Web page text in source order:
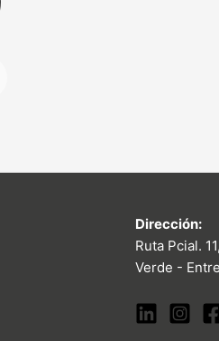
Dirección:
Ruta Pcial.
Verde -